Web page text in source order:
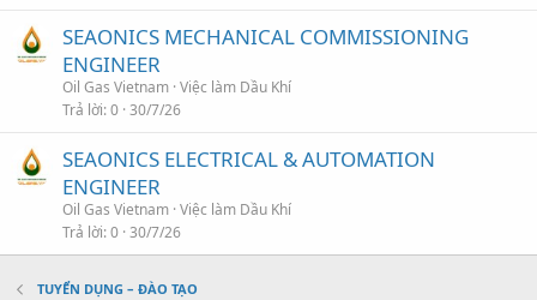
SEAONICS MECHANICAL COMMISSIONING
ENGINEER
Oil Gas Vietnam Việc làm Dầu Khí
Trả lời 0 30/7/26
SEAONICS ELECTRICAL & AUTOMATION
ENGINEER
Oil Gas Vietnam Việc làm Dầu Khí
Trả lời 0 30/7/26
TUYỂN DỤNG – ĐÀO TẠO